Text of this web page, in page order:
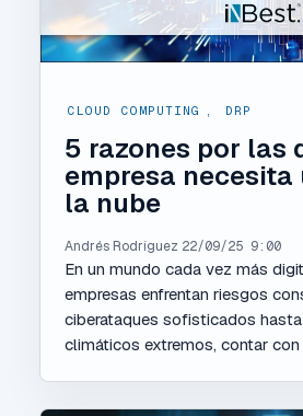
CLOUD COMPUTING , DRP
5 razones por las
empresa necesita
la nube
Andrés Rodríguez 22/09/25 9:00
En un mundo cada vez más
empresas enfrentan riesgos
ciberataques sofisticados
climáticos extremos, contar con